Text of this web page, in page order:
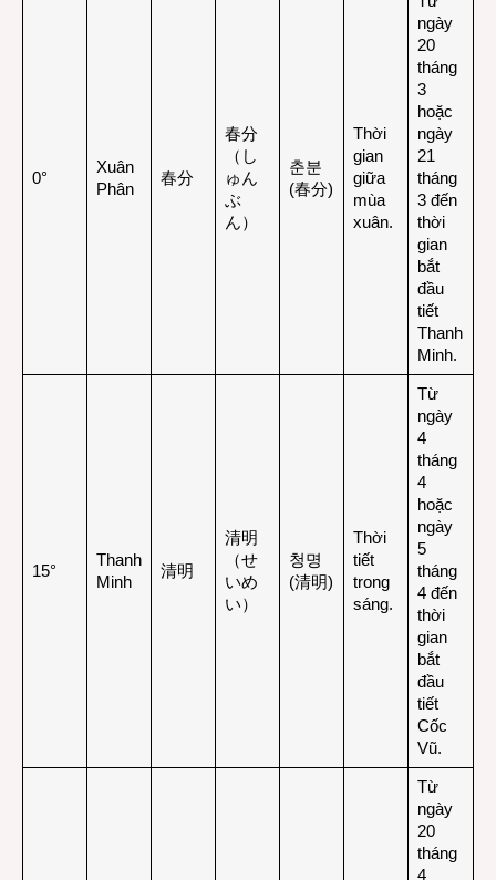
0°
Xuân
Phân
春分
春分
（し
ゅん
ぶ
ん）
춘분
(春分)
Thời
gian
giữa
mùa
xuân.
ngày
20
tháng
3
hoặc
ngày
21
tháng
3 đến
thời
gian
bắt
đầu
tiết
Thanh
Minh.
15°
Thanh
Minh
清明
清明
（せ
いめ
い）
청명
(清明)
Thời
tiết
trong
sáng.
Từ
ngày
4
tháng
4
hoặc
ngày
5
tháng
4 đến
thời
gian
bắt
đầu
tiết
Cốc
Vũ.
Từ
ngày
20
tháng
4